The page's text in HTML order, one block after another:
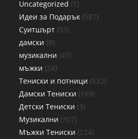
Uncategorized 1
Идеи за Подарък 587
Суитшърт 53
дамски 8
музикални 47
мъжки 24
Тениски и потници 532
Дамски Тениски 169
Детски Тениски 3
Музикални 307
Мъжки Тениски 224